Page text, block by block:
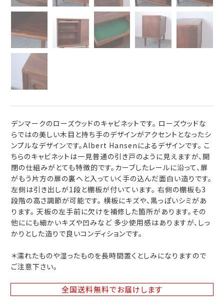
デンマークのローズウッドのキャビネットです。 ローズウッドな
らではの美しい木目と持ち手のデザインがアクセントとなったシ
ンプルなデザインです。Albert Hansenによるデザインです。 こ
ちらのキャビネットは一見普通の引き戸のように見えますが、開
閉の仕組みがとても特徴的です。カーブしたレールに沿って、扉
がもう片方の扉の裏へと入っていく手の込んだ面白い造りです。
左側は引き出しが1段と棚板が付いています。 右側の棚板も3
段階の高さ調節が可能です。 横板にキズや、黒っぽいシミがあ
ります。 天板の左手前に欠けを補修した箇所があります。その
他ににも細かいキズや凹みなど 多少使用感はありますが、しっ
かりとした造りで良いコンディションです。
＊濡れたものや湿ったものを長時間置くとしみになりますので
ご注意下さい。
全国送料無料でお届けします